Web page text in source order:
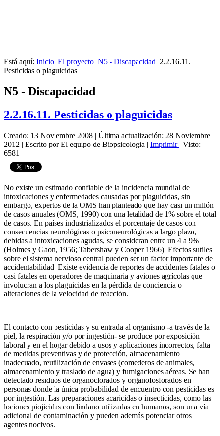
Está aquí: Inicio El proyecto N5 - Discapacidad 2.2.16.11.
Pesticidas o plaguicidas
N5 - Discapacidad
2.2.16.11. Pesticidas o plaguicidas
Creado: 13 Noviembre 2008 | Última actualización: 28 Noviembre
2012 | Escrito por El equipo de Biopsicologia | Imprimir | Visto:
6581
No existe un estimado confiable de la incidencia mundial de
intoxicaciones y enfermedades causadas por plaguicidas, sin
embargo, expertos de la OMS han planteado que hay casi un millón
de casos anuales (OMS, 1990) con una letalidad de 1% sobre el total
de casos. En países industrializados el porcentaje de casos con
consecuencias neurológicas o psiconeurológicas a largo plazo,
debidas a intoxicaciones agudas, se consideran entre un 4 a 9%
(Holmes y Gaon, 1956; Tabershaw y Cooper 1966). Efectos sutiles
sobre el sistema nervioso central pueden ser un factor importante de
accidentabilidad. Existe evidencia de reportes de accidentes fatales o
casi fatales en operadores de maquinaria y aviones agrícolas que
involucran a los plaguicidas en la pérdida de conciencia o
alteraciones de la velocidad de reacción.
El contacto con pesticidas y su entrada al organismo -a través de la
piel, la respiración y/o por ingestión- se produce por exposición
laboral y en el hogar debido a usos y aplicaciones incorrectos, falta
de medidas preventivas y de protección, almacenamiento
inadecuado, reutilización de envases (comederos de animales,
almacenamiento y traslado de agua) y fumigaciones aéreas. Se han
detectado residuos de organoclorados y organofosforados en
personas donde la única probabilidad de encuentro con pesticidas es
por ingestión. Las preparaciones acaricidas o insecticidas, como las
lociones piojicidas con lindano utilizadas en humanos, son una vía
adicional de contaminación y pueden además potenciar otros
agentes nocivos.